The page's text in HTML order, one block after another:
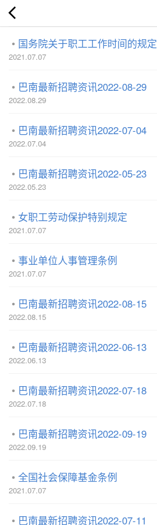
国务院关于职工工作时间的规定
2021.07.07
巴南最新招聘资讯2022-08-29
2022.08.29
巴南最新招聘资讯2022-07-04
2022.07.04
巴南最新招聘资讯2022-05-23
2022.05.23
女职工劳动保护特别规定
2021.07.07
事业单位人事管理条例
2021.07.07
巴南最新招聘资讯2022-08-15
2022.08.15
巴南最新招聘资讯2022-06-13
2022.06.13
巴南最新招聘资讯2022-07-18
2022.07.18
巴南最新招聘资讯2022-09-19
2022.09.19
全国社会保障基金条例
2021.07.07
巴南最新招聘资讯2022-07-11